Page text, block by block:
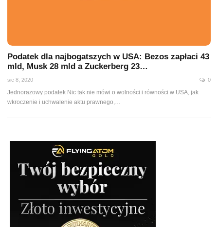
Podatek dla najbogatszych w USA: Bezos zapłaci 43
mld, Musk 28 mld a Zuckerberg 23…
sie 8, 2020 0
Jednorazowy podatek Nic tak nie mówi o wolności i równości w USA, jak
wkroczenie i uchwalenie aktu prawnego,…